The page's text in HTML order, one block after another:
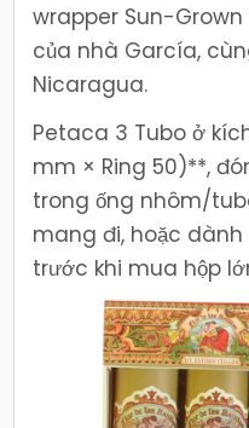
wrapper Sun-
của nhà García,
Nicaragua.
Petaca 3 Tubo ở
mm × Ring 50)**,
trong ống nhôm/
mang đi, hoặc
trước khi mua hộp